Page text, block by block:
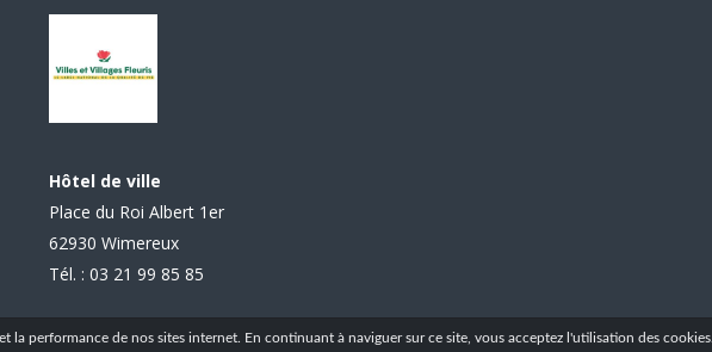
Hôtel de ville
Place du Roi Albert 1er
62930 Wimereux
Tél. : 03 21 99 85 85
performance de nos sites internet. En continuant à naviguer sur ce site, vous acceptez l'utilisation des cookies.